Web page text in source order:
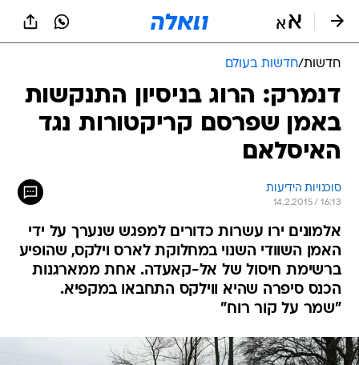
חדשות/חדשות בעולם
דנמרק: הרוג בניסיון התנקשות
באמן שפרסם קריקטורות נגד
האיסלאם
סוכנויות הידיעות
14.2.2015 / 16:13
אלמונים ירו עשרות כדורים למפגש שנערך על ידי
האמן השוודי השנוי במחלוקת לארס וילקס, שהופיע
ברשימת חיסול של אל-קאעדה. אחת ממארגנות
הכנס סיפרה שהיא ווילקס התחבאו במקפיא.
"שמר על קור רוח"